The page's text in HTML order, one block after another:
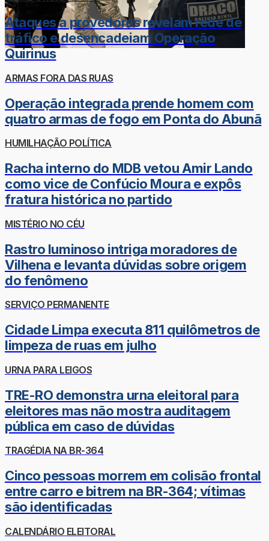
Ataques a provedores revelam rede de
tráfico e desencadeiam Operação
Quirinus
ARMAS FORA DAS RUAS
Operação integrada prende homem com
quatro armas de fogo em Ponta do Abunã
HUMILHAÇÃO POLÍTICA
Racha interno do MDB vetou Amir Lando
como vice de Confúcio Moura e expôs
fratura histórica no partido
MISTÉRIO NO CÉU
Rastro luminoso intriga moradores de
Vilhena e levanta dúvidas sobre origem
do fenômeno
SERVIÇO PERMANENTE
Cidade Limpa executa 811 quilômetros de
limpeza de ruas em julho
URNA PARA LEIGOS
TRE-RO demonstra urna eleitoral para
eleitores mas não mostra auditagem
pública em caso de dúvidas
TRAGÉDIA NA BR-364
Cinco pessoas morrem em colisão frontal
entre carro e bitrem na BR-364; vítimas
são identificadas
CALENDÁRIO ELEITORAL